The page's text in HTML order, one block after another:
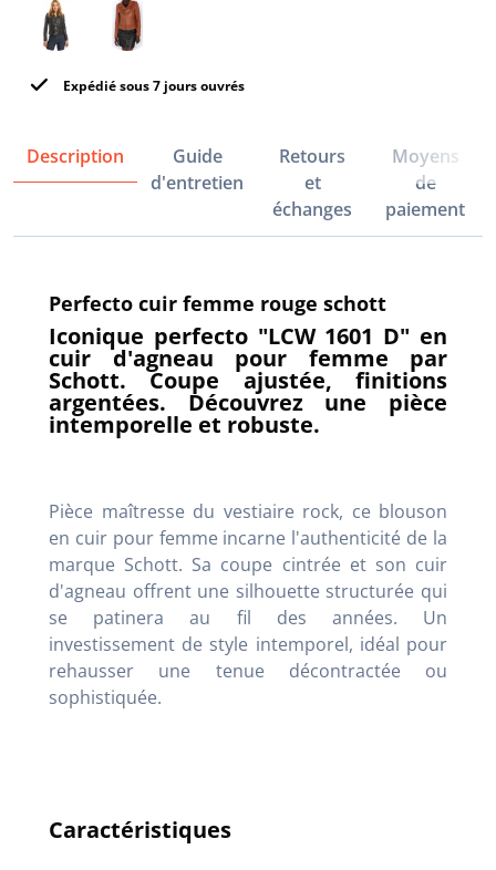
Expédié sous 7 jours ouvrés
Description
Guide
d'entretien
Retours
et
échanges
Moyens
de
paiement
Perfecto cuir femme rouge schott
Iconique perfecto "LCW 1601 D" en
cuir d'agneau pour femme par
Schott. Coupe ajustée, finitions
argentées. Découvrez une pièce
intemporelle et robuste.
Pièce maîtresse du vestiaire rock, ce blouson
en cuir pour femme incarne l'authenticité de la
marque Schott. Sa coupe cintrée et son cuir
d'agneau offrent une silhouette structurée qui
se patinera au fil des années. Un
investissement de style intemporel, idéal pour
rehausser une tenue décontractée ou
sophistiquée.
Caractéristiques